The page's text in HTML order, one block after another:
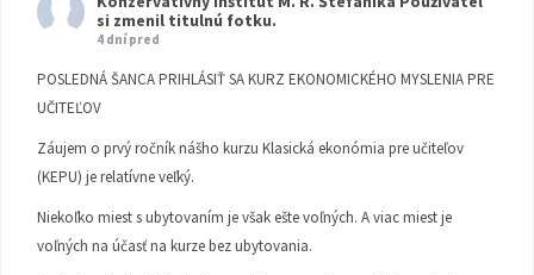
si zmenil titulnú fotku.
4 dní pred
POSLEDNÁ ŠANCA PRIHLÁSIŤ SA KURZ EKONOMICKÉHO MYSLENIA PRE
UČITEĽOV
Záujem o prvý ročník nášho kurzu Klasická ekonómia pre učiteľov
(KEPU) je relatívne veľký.
Niekoľko miest s ubytovaním je však ešte voľných. A viac miest je
voľných na účasť na kurze bez ubytovania.